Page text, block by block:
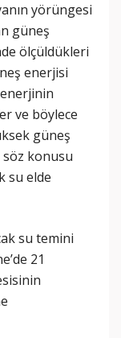
yörüngesi
güneş
ölçüldükleri
enerjisi
ve böylece
güneş
söz konusu
su elde
su temini
21